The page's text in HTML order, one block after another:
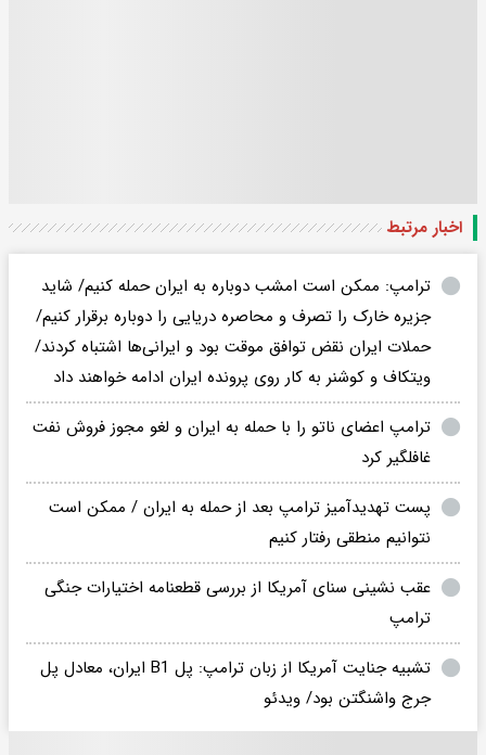
اخبار مرتبط
ترامپ: ممکن است امشب دوباره به ایران حمله کنیم/ شاید
جزیره خارک را تصرف و محاصره دریایی را دوباره برقرار کنیم/
حملات ایران نقض توافق موقت بود و ایرانی‌ها اشتباه کردند/
ویتکاف و کوشنر به کار روی پرونده ایران ادامه خواهند داد
ترامپ اعضای ناتو را با حمله به ایران و لغو مجوز فروش نفت
غافلگیر کرد
پست تهدیدآمیز ترامپ بعد از حمله به ایران / ممکن است
نتوانیم منطقی رفتار کنیم
عقب نشینی سنای آمریکا از بررسی قطعنامه اختیارات جنگی
ترامپ
تشبیه جنایت آمریکا از زبان ترامپ: پل B1 ایران، معادل پل
جرج واشنگتن بود/ ویدئو